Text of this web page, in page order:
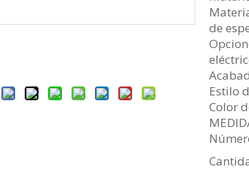
de
Estilo
Color